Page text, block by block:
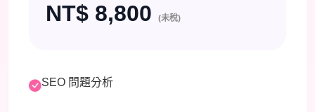
NT$ 8,800 (未稅)
SEO 問題分析